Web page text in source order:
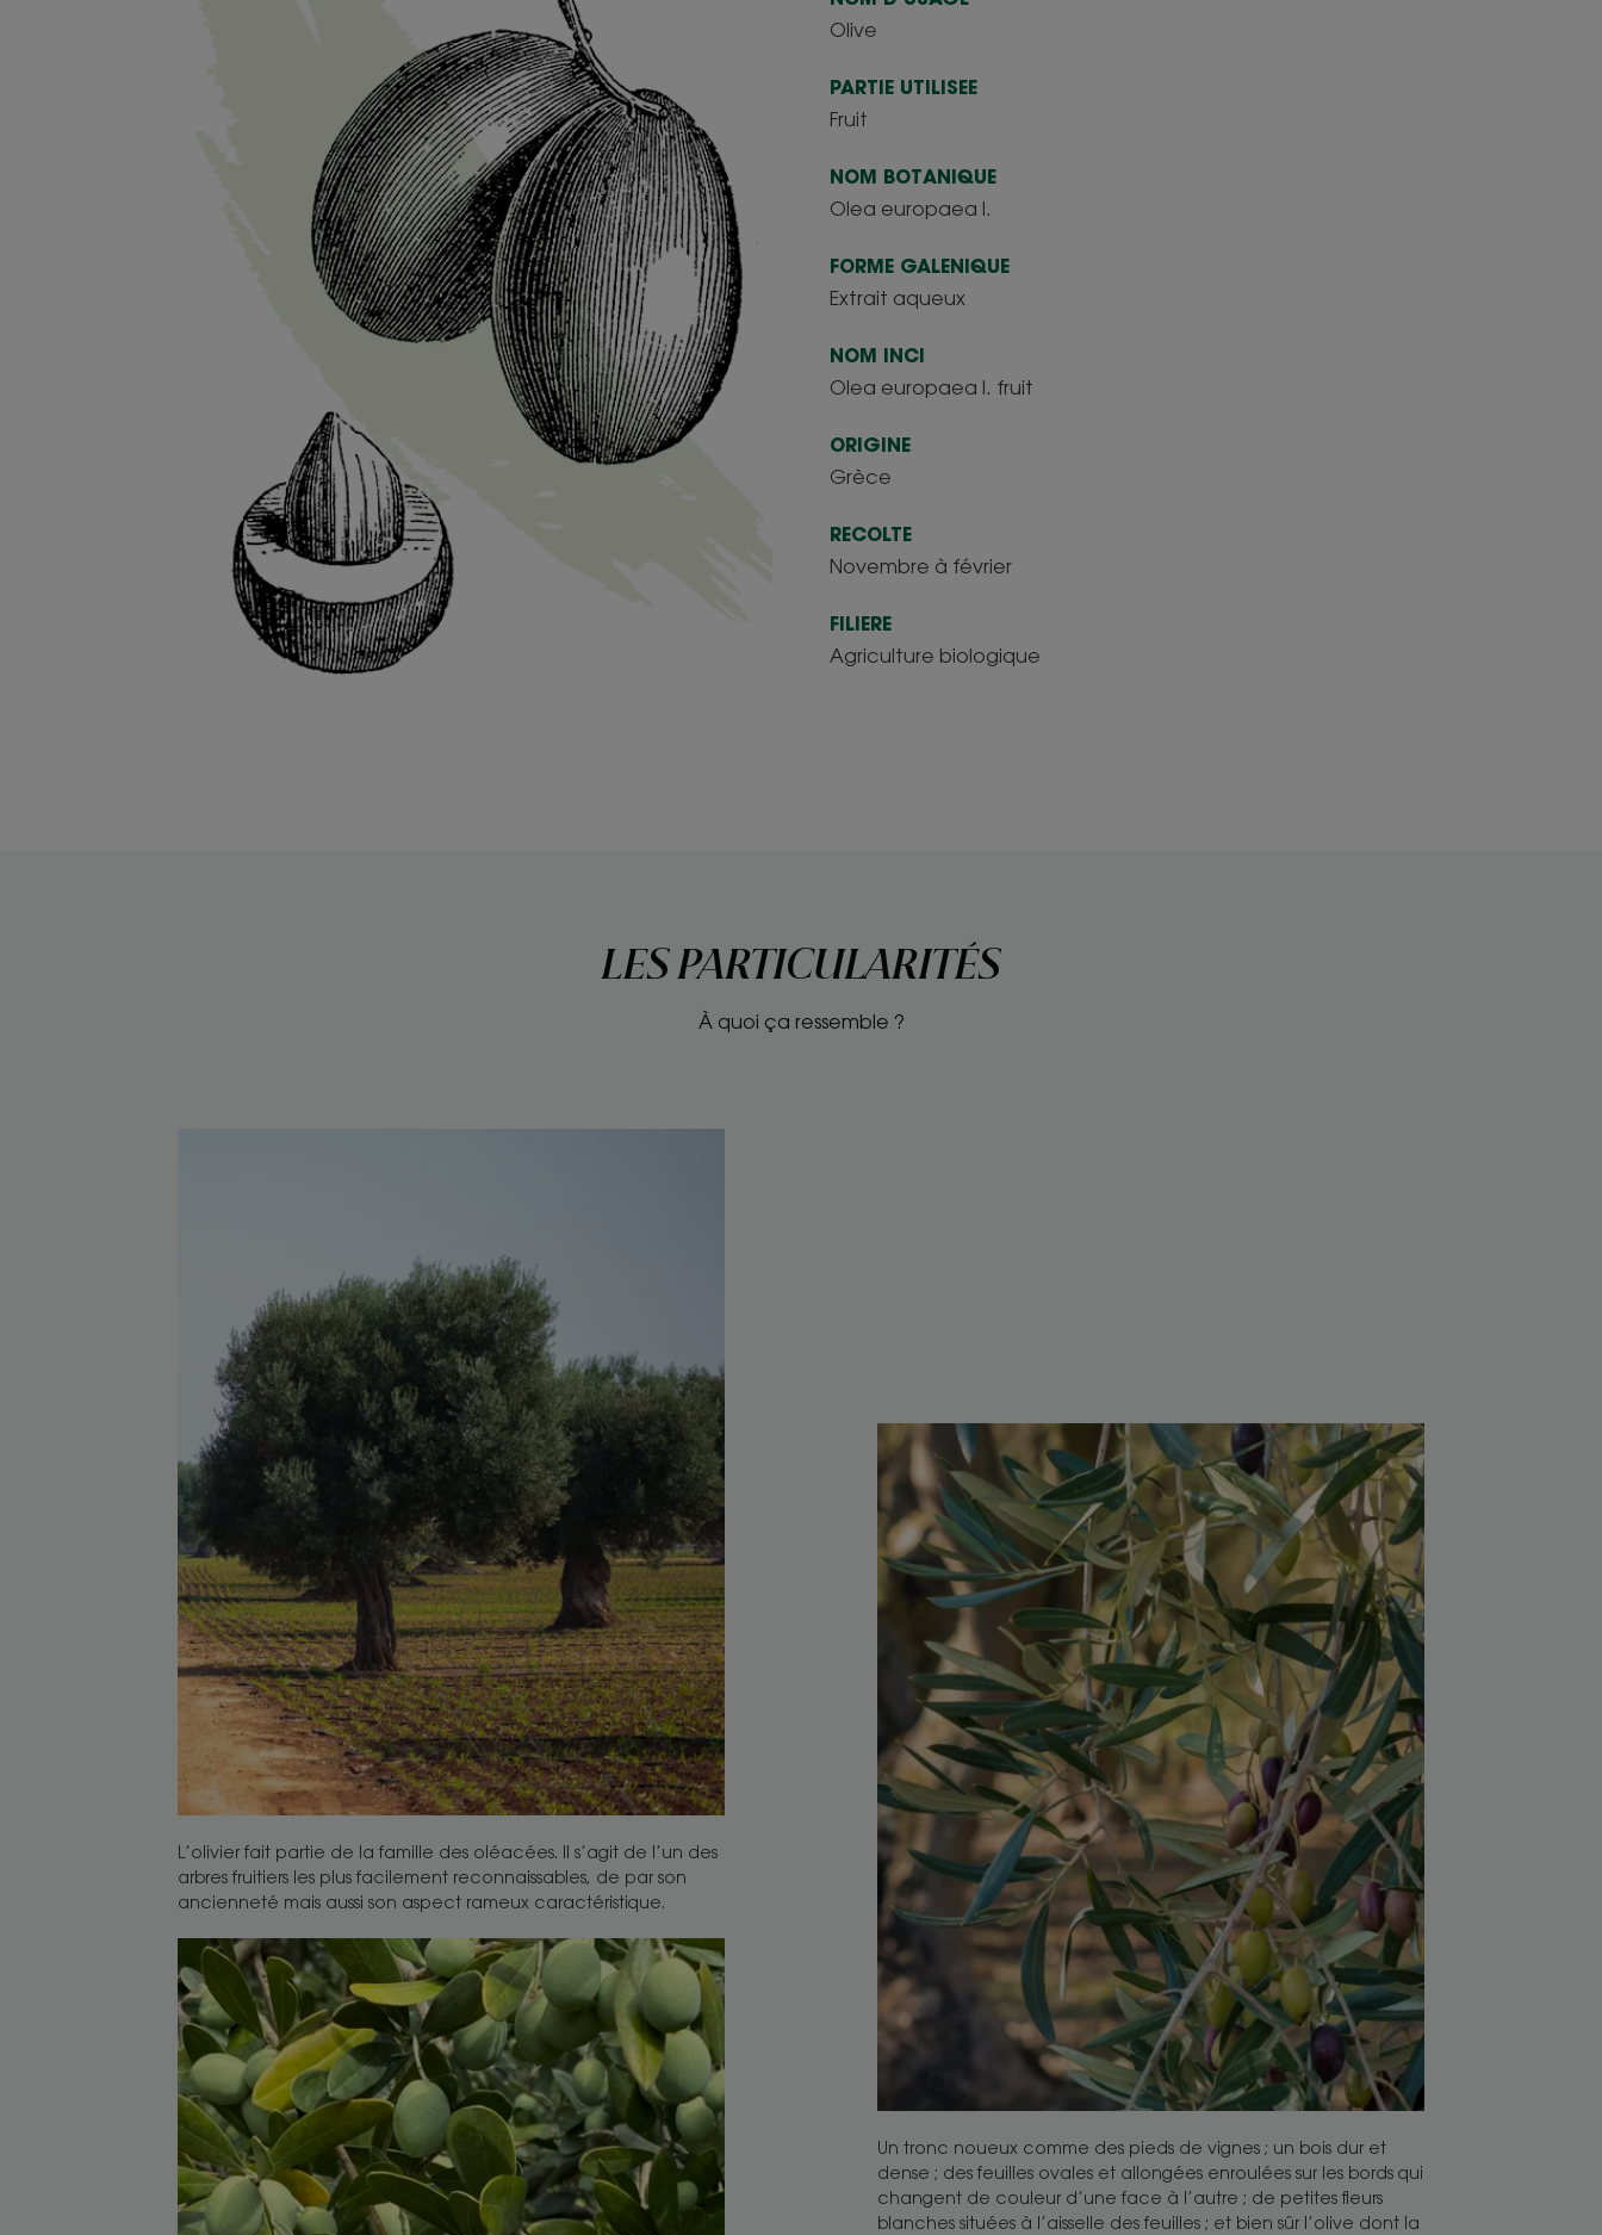
Olive
PARTIE UTILISEE
Fruit
NOM BOTANIQUE
Olea europaea l.
FORME GALENIQUE
Extrait aqueux
NOM INCI
Olea europaea l. fruit
ORIGINE
Grèce
RECOLTE
Novembre à février
FILIERE
Agriculture biologique
LES PARTICULARITÉS
À quoi ça ressemble ?
L’olivier fait partie de la famille des oléacées. Il s’agit de l’un des
arbres fruitiers les plus facilement reconnaissables, de par son
ancienneté mais aussi son aspect rameux caractéristique.
Un tronc noueux comme des pieds de vignes ; un bois dur et
dense ; des feuilles ovales et allongées enroulées sur les bords qui
changent de couleur d’une face à l’autre ; de petites fleurs
blanches situées à l’aisselle des feuilles ; et bien sûr l’olive dont la